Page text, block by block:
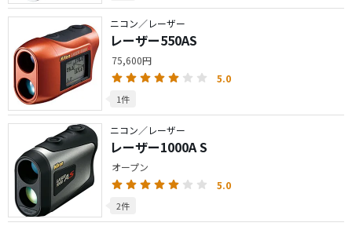
ニコン／レーザー
レーザー550AS
75,600円
5.0
1件
ニコン／レーザー
レーザー1000A S
オープン
5.0
2件